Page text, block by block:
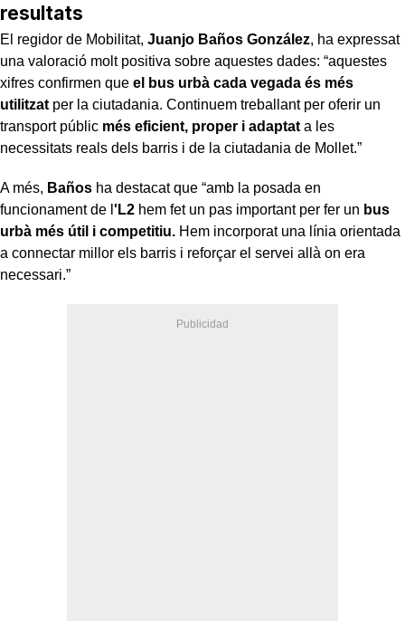
resultats
El regidor de Mobilitat, Juanjo Baños González, ha expressat
una valoració molt positiva sobre aquestes dades: “aquestes
xifres confirmen que el bus urbà cada vegada és més
utilitzat per la ciutadania. Continuem treballant per oferir un
transport públic més eficient, proper i adaptat a les
necessitats reals dels barris i de la ciutadania de Mollet.”
A més, Baños ha destacat que “amb la posada en
funcionament de l 'L2 hem fet un pas important per fer un bus
urbà més útil i competitiu. Hem incorporat una línia orientada
a connectar millor els barris i reforçar el servei allà on era
necessari.”